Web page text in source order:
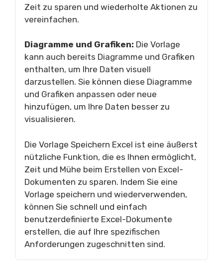
Zeit zu sparen und wiederholte Aktionen zu
vereinfachen.
Diagramme und Grafiken: Die Vorlage
kann auch bereits Diagramme und Grafiken
enthalten, um Ihre Daten visuell
darzustellen. Sie können diese Diagramme
und Grafiken anpassen oder neue
hinzufügen, um Ihre Daten besser zu
visualisieren.
Die Vorlage Speichern Excel ist eine äußerst
nützliche Funktion, die es Ihnen ermöglicht,
Zeit und Mühe beim Erstellen von Excel-
Dokumenten zu sparen. Indem Sie eine
Vorlage speichern und wiederverwenden,
können Sie schnell und einfach
benutzerdefinierte Excel-Dokumente
erstellen, die auf Ihre spezifischen
Anforderungen zugeschnitten sind.